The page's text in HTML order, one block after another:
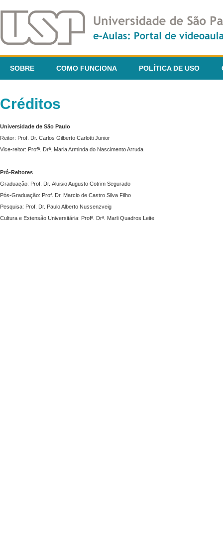
SOBRE COMO FUNCIONA POLÍTICA DE USO
Créditos
Universidade de São Paulo
Reitor: Prof. Dr. Carlos Gilberto Carlotti Junior
Vice-reitor: Profª. Drª. Maria Arminda do Nascimento Arruda
Pró-Reitores
Graduação: Prof. Dr. Aluisio Augusto Cotrim Segurado
Pós-Graduação: Prof. Dr. Marcio de Castro Silva Filho
Pesquisa: Prof. Dr. Paulo Alberto Nussenzveig
Cultura e Extensão Universitária: Profª. Drª. Marli Quadros Leite